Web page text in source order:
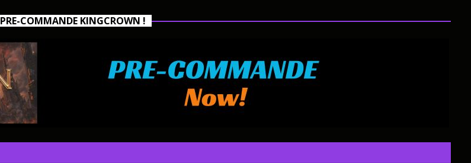
PRE-COMMANDE KINGCROWN !